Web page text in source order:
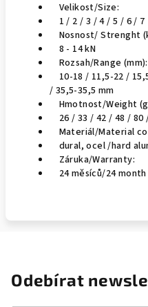
Velikost/Size:
1 / 2 / 3 / 4 / 5 / 6 / 7
Nosnost/ Strenght
8 - 14 kN
Rozsah/Range (mm):
10-18 / 11,5-22 /
/ 35,5-35,5 mm
Hmotnost/Weight
26 / 33 / 42 / 48 / 80
Materiál/Material
dural, ocel /hard
Záruka/Warranty:
24 měsíců/24 month
Odebírat